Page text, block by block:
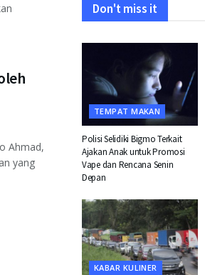
Ahmad,
yang
Don't miss it
TEMPAT MAKAN
Polisi Selidiki Bigmo Terkait
Ajakan Anak untuk Promosi
Vape dan Rencana Senin
Depan
KABAR KULINER